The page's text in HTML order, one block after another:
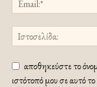
αποθηκεύστε το
ιστότοπό μου σε αυτό